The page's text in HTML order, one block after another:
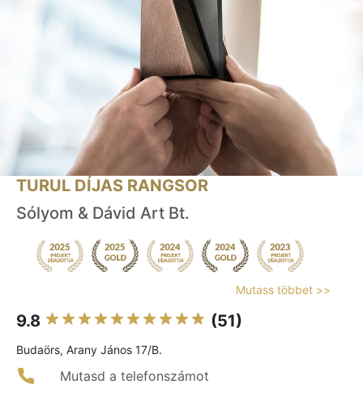
TURUL DÍJAS RANGSOR
Sólyom & Dávid Art Bt.
Mutass többet >>
9.8 (51)
Budaörs, Arany János 17/B.
Mutasd a telefonszámot